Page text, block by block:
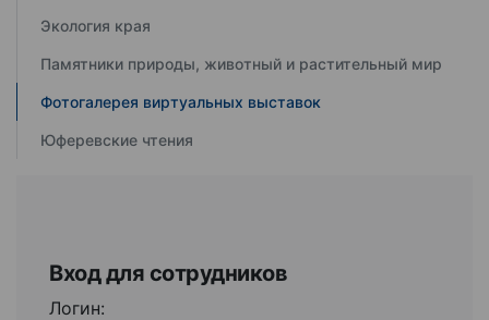
Экология края
Памятники природы, животный и растительный мир
Фотогалерея виртуальных выставок
Юферевские чтения
Вход для сотрудников
Логин: